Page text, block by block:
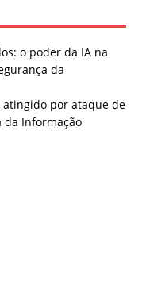
o poder da IA na
da
atingido por ataque de
da Informação